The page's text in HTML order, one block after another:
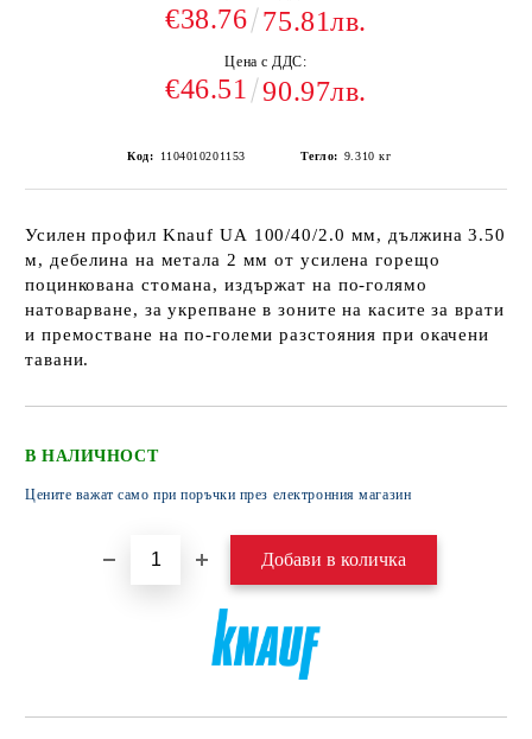
€38.76 75.81лв.
Цена с ДДС:
€46.51 90.97лв.
Код: 1104010201153 Тегло: 9.310 кг
Усилен профил Knauf UА 100/40/2.0 мм, дължина 3.50
м, дебелина на метала 2 мм от усилена горещо
поцинкована стомана, издържат на по-голямо
натоварване, за укрепване в зоните на касите за врати
и премостване на по-големи разстояния при окачени
тавани.
В НАЛИЧНОСТ
Цените важат само при поръчки през електронния магазин